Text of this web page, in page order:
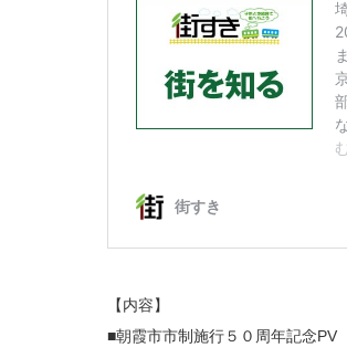
【内容】
■朝霞市市制施行５０周年記念PV